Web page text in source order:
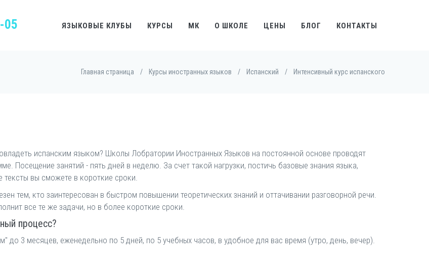
05 ЯЗЫКОВЫЕ КЛУБЫ КУРСЫ МК О ШКОЛЕ ЦЕНЫ БЛОГ КОНТАКТЫ
Главная страница / Курсы иностранных языков / Испанский / Интенсивный курс испанского
испанским языком? Школы Лобратории Иностранных Языков на постоянной основе проводят
Посещение занятий - пять дней в неделю. За счет такой нагрузки, постичь базовые знания языка,
тексты вы сможете в короткие сроки.
тем, кто заинтересован в быстром повышении теоретических знаний и оттачивании разговорной речи.
все те же задачи, но в более короткие сроки.
процесс?
до 3 месяцев, еженедельно по 5 дней, по 5 учебных часов, в удобное для вас время (утро, день, вечер).